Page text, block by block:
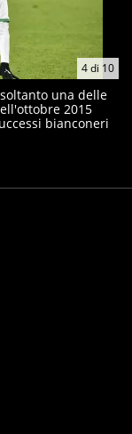
4di 10
soltanto una delle
2015
bianconeri